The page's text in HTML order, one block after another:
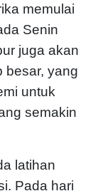
memulai
Senin
juga akan
besar, yang
untuk
semakin
latihan
Pada hari